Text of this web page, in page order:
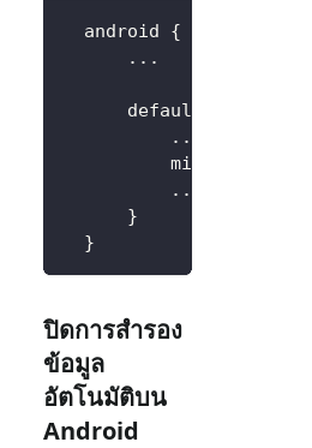
  android
{
.. .
      defaultConfig
..
          minSdkVersion
..
}
}
ปิดการสำรอง
ข้อมูล
อัตโนมัติบน
Android